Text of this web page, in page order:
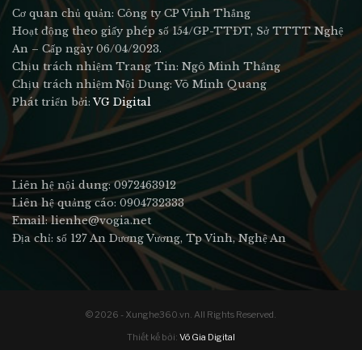
Cơ quan chủ quản: Công ty CP Vinh Thắng
Hoạt động theo giấy phép số 154/GP-TTĐT, Sở TTTT Nghệ
An – Cấp ngày 06/04/2023.
Chịu trách nhiệm Trang Tin: Ngô Minh Thắng
Chịu trách nhiệm Nội Dung: Võ Minh Quang
Phát triển bởi:VG Digital
Liên hệ nội dung: 0972463912
Liên hệ quảng cáo: 0904732333
Email: lienhe@vogia.net
Địa chỉ: số 127 An Dương Vương, Tp Vinh, Nghệ An
© 2026 - Xunghe360.vn. All Rights Reserved.
Thiết kế bởi: Võ Gia Digital